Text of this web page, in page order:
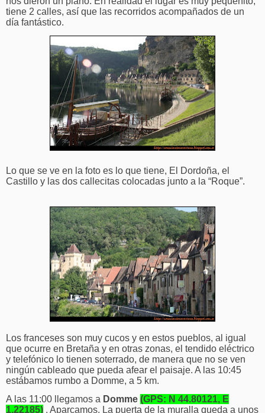
tiene 2 calles, así que las recorridos acompañados de un
día fantástico.
Lo que se ve en la foto es lo que tiene, El Dordoña, el
Castillo y las dos callecitas colocadas junto a la “Roque”.
Los franceses son muy cucos y en estos pueblos, al igual
que ocurre en Bretaña y en otras zonas, el tendido eléctrico
y telefónico lo tienen soterrado, de manera que no se ven
ningún cableado que pueda afear el paisaje. A las 10:45
estábamos rumbo a Domme, a 5 km.
A las 11:00 llegamos a Domme (GPS: N 44.80121, E
1.22185) . Aparcamos. La puerta de la muralla queda a unos